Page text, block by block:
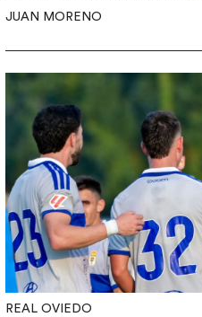
JUAN MORENO
REAL OVIEDO